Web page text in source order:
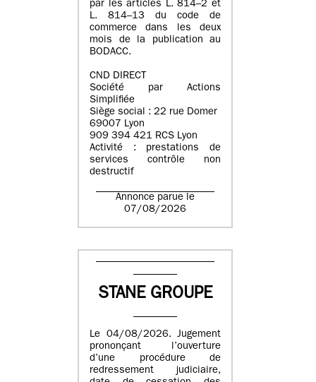
par les articles L. 814–2 et
L. 814–13 du code de
commerce dans les deux
mois de la publication au
BODACC.
CND DIRECT
Société par Actions
Simplifiée
Siège social : 22 rue Domer
69007 Lyon
909 394 421 RCS Lyon
Activité : prestations de
services contrôle non
destructif
Annonce parue le
07/08/2026
STANE GROUPE
Le 04/08/2026. Jugement
prononçant l’ouverture
d’une procédure de
redressement judiciaire,